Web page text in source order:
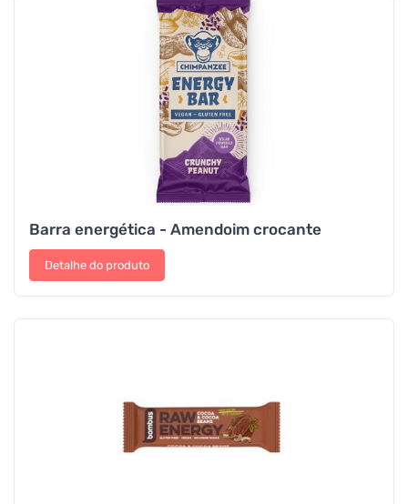
Barra energética - Amendoim crocante
Detalhe do produto